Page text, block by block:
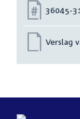
Nummer:
36045-
Verslag